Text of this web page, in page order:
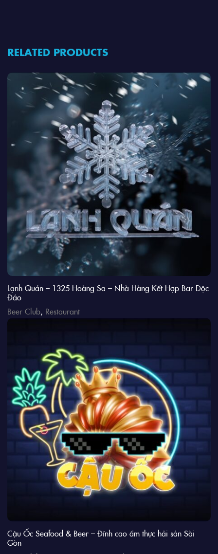
RELATED PRODUCTS
Lạnh Quán – 1325 Hoàng Sa – Nhà Hàng Kết Hợp Bar Độc
Đáo
Beer Club, Restaurant
Cậu Ốc Seafood & Beer – Đỉnh cao ẩm thực hải sản Sài
Gòn